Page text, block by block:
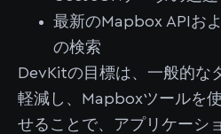
最新のMapbox APIお
の検索
DevKitの目標は、一般的な
軽減し、Mapboxツールを
せることで、アプリケーシ